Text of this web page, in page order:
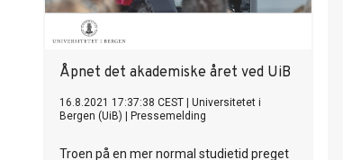
Åpnet det akademiske året ved UiB
16.8.2021 17:37:38 CEST
Universitetet i
Bergen (UiB)
Pressemelding
Troen på en mer normal studietid preget